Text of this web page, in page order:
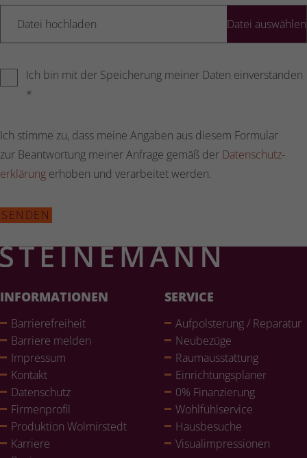
Datei hochladen
Ich bin mit der Speicherung meiner Daten einverstanden
*
Ich stimme zu, dass meine Angaben aus diesem Formular
zur Beantwortung meiner Anfrage gemäß der Daten­schutz­
er­klä­rung erhoben und verarbeitet werden.
SENDEN
INFORMATIONEN
Bar­rie­re­frei­heit
Barriere melden
Impressum
Kontakt
Daten­schutz
Fir­men­pro­fil
Pro­duk­tion Wol­mir­stedt
Karriere
SERVICE
Auf­pols­te­rung / Reparatur
Neubezüge
Raum­aus­stat­tung
Ein­rich­tungs­pla­ner
0% Finan­zie­rung
Wohl­fühlser­vice
Haus­be­su­che
Visualim­pres­sio­nen